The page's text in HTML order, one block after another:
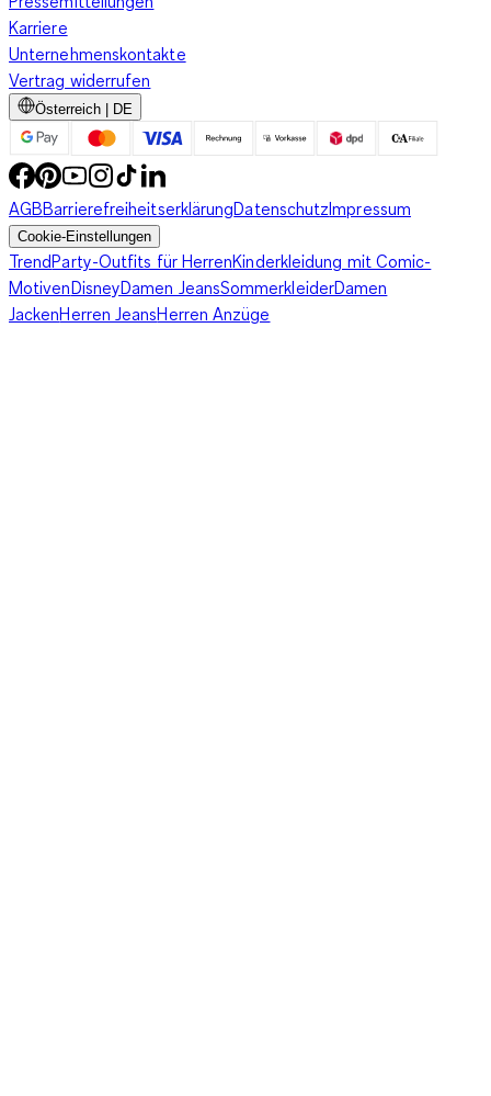
Karriere
Unternehmenskontakte
Vertrag widerrufen
Österreich | DE
AGBBarrierefreiheitserklärungDatenschutzImpressum
Cookie-Einstellungen
TrendParty-Outfits für HerrenKinderkleidung mit Comic-
MotivenDisneyDamen JeansSommerkleiderDamen
JackenHerren JeansHerren Anzüge